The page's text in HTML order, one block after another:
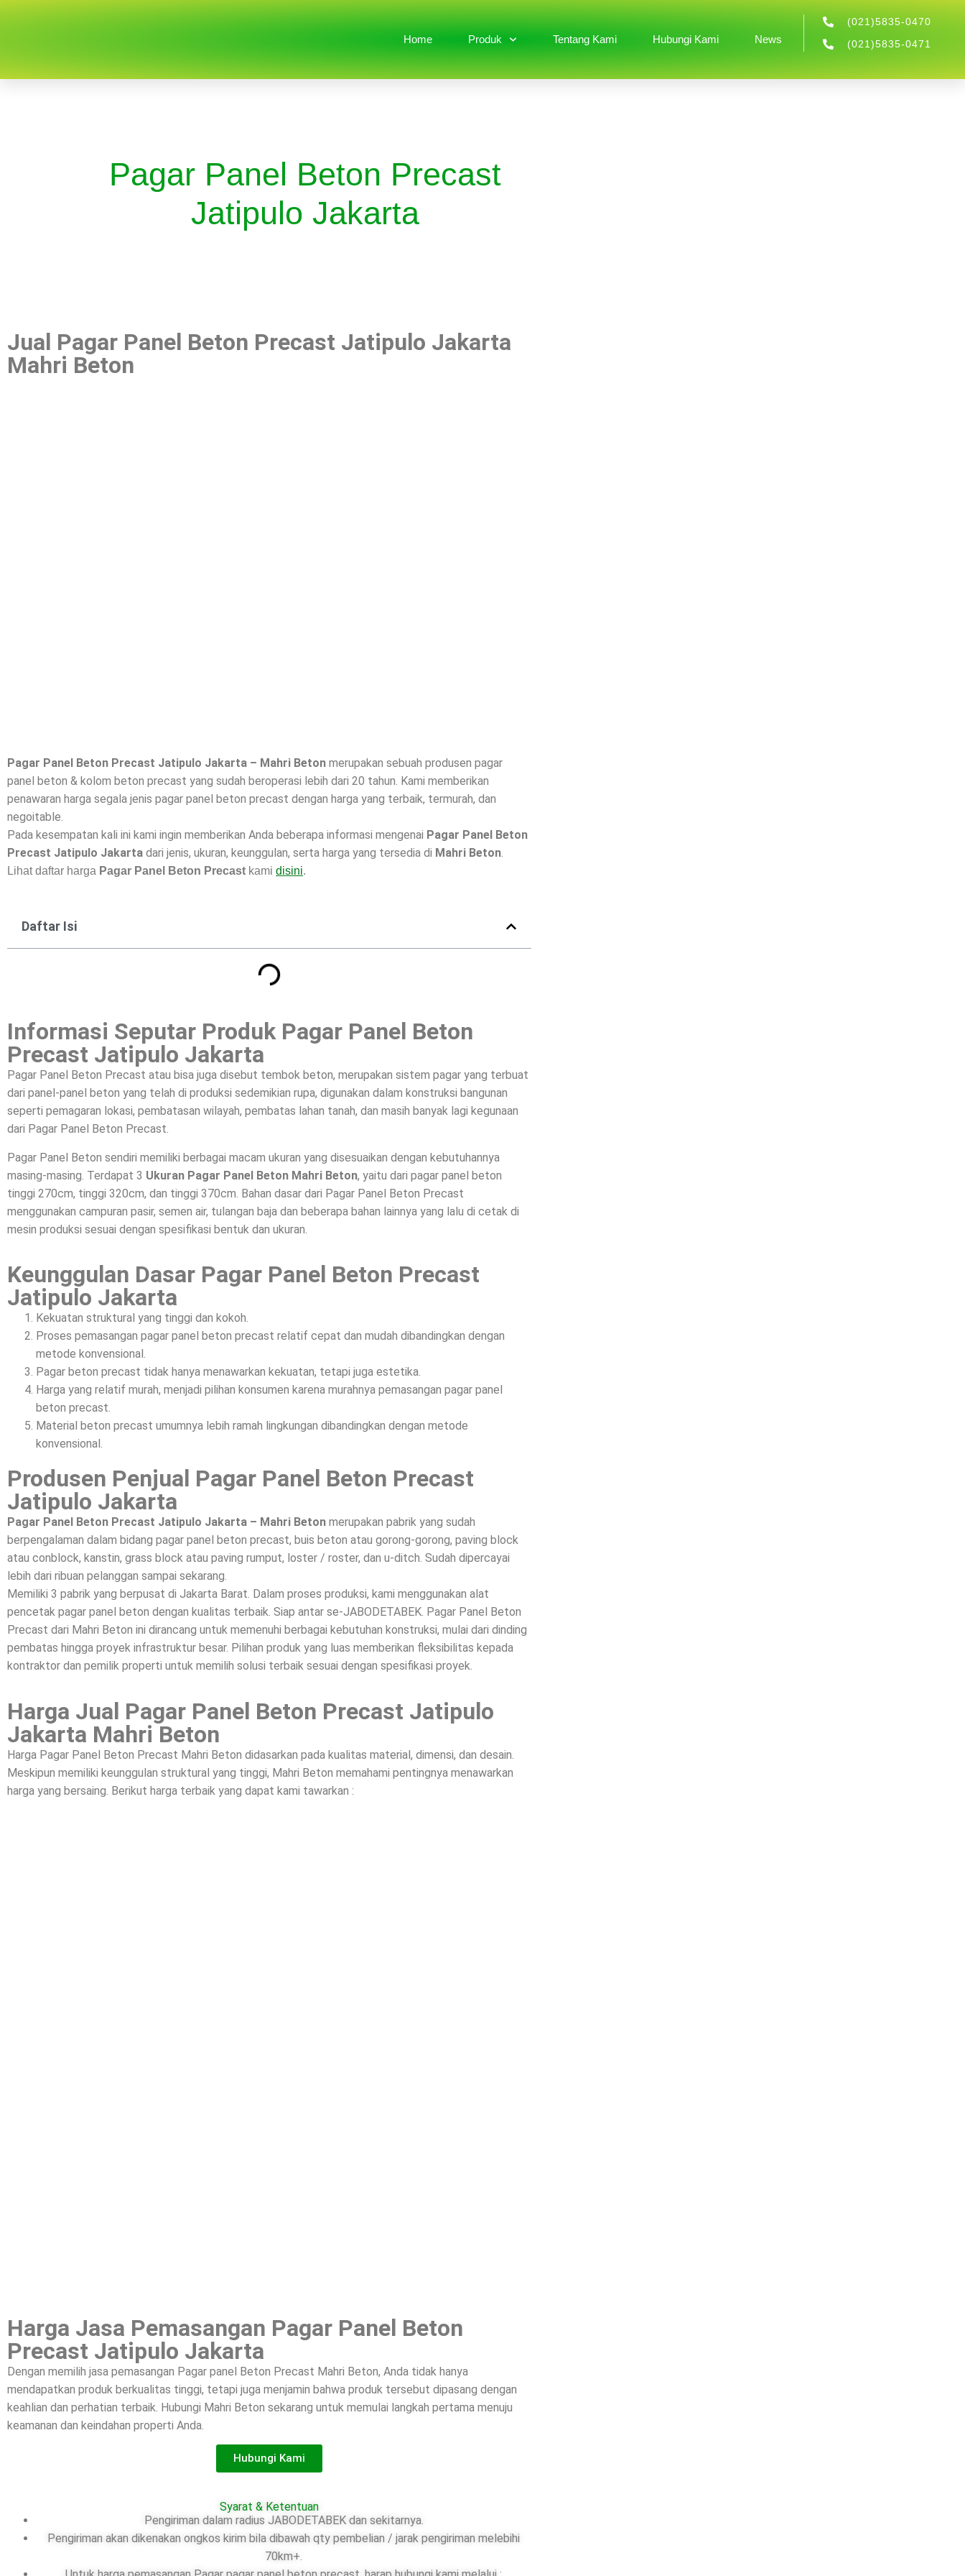
Home Produk Tentang Kami Hubungi Kami News
(021)5835-0470
(021)5835-0471
Pagar Panel Beton Precast
Jatipulo Jakarta
Jual Pagar Panel Beton Precast Jatipulo Jakarta
Mahri Beton
Pagar Panel Beton Precast Jatipulo Jakarta – Mahri Beton merupakan sebuah produsen pagar
panel beton & kolom beton precast yang sudah beroperasi lebih dari 20 tahun. Kami memberikan
penawaran harga segala jenis pagar panel beton precast dengan harga yang terbaik, termurah, dan
negoitable.
Pada kesempatan kali ini kami ingin memberikan Anda beberapa informasi mengenai Pagar Panel Beton
Precast Jatipulo Jakarta dari jenis, ukuran, keunggulan, serta harga yang tersedia di Mahri Beton.
Lihat daftar harga Pagar Panel Beton Precast kami disini.
Daftar Isi
Informasi Seputar Produk Pagar Panel Beton
Precast Jatipulo Jakarta
Pagar Panel Beton Precast atau bisa juga disebut tembok beton, merupakan sistem pagar yang terbuat
dari panel-panel beton yang telah di produksi sedemikian rupa, digunakan dalam konstruksi bangunan
seperti pemagaran lokasi, pembatasan wilayah, pembatas lahan tanah, dan masih banyak lagi kegunaan
dari Pagar Panel Beton Precast.
Pagar Panel Beton sendiri memiliki berbagai macam ukuran yang disesuaikan dengan kebutuhannya
masing-masing. Terdapat 3 Ukuran Pagar Panel Beton Mahri Beton, yaitu dari pagar panel beton
tinggi 270cm, tinggi 320cm, dan tinggi 370cm. Bahan dasar dari Pagar Panel Beton Precast
menggunakan campuran pasir, semen air, tulangan baja dan beberapa bahan lainnya yang lalu di cetak di
mesin produksi sesuai dengan spesifikasi bentuk dan ukuran.
Keunggulan Dasar Pagar Panel Beton Precast
Jatipulo Jakarta
Kekuatan struktural yang tinggi dan kokoh.
Proses pemasangan pagar panel beton precast relatif cepat dan mudah dibandingkan dengan
metode konvensional.
Pagar beton precast tidak hanya menawarkan kekuatan, tetapi juga estetika.
Harga yang relatif murah, menjadi pilihan konsumen karena murahnya pemasangan pagar panel
beton precast.
Material beton precast umumnya lebih ramah lingkungan dibandingkan dengan metode
konvensional.
Produsen Penjual Pagar Panel Beton Precast
Jatipulo Jakarta
Pagar Panel Beton Precast Jatipulo Jakarta – Mahri Beton merupakan pabrik yang sudah
berpengalaman dalam bidang pagar panel beton precast, buis beton atau gorong-gorong, paving block
atau conblock, kanstin, grass block atau paving rumput, loster / roster, dan u-ditch. Sudah dipercayai
lebih dari ribuan pelanggan sampai sekarang.
Memiliki 3 pabrik yang berpusat di Jakarta Barat. Dalam proses produksi, kami menggunakan alat
pencetak pagar panel beton dengan kualitas terbaik. Siap antar se-JABODETABEK. Pagar Panel Beton
Precast dari Mahri Beton ini dirancang untuk memenuhi berbagai kebutuhan konstruksi, mulai dari dinding
pembatas hingga proyek infrastruktur besar. Pilihan produk yang luas memberikan fleksibilitas kepada
kontraktor dan pemilik properti untuk memilih solusi terbaik sesuai dengan spesifikasi proyek.
Harga Jual Pagar Panel Beton Precast Jatipulo
Jakarta Mahri Beton
Harga Pagar Panel Beton Precast Mahri Beton didasarkan pada kualitas material, dimensi, dan desain.
Meskipun memiliki keunggulan struktural yang tinggi, Mahri Beton memahami pentingnya menawarkan
harga yang bersaing. Berikut harga terbaik yang dapat kami tawarkan :
Harga Jasa Pemasangan Pagar Panel Beton
Precast Jatipulo Jakarta
Dengan memilih jasa pemasangan Pagar panel Beton Precast Mahri Beton, Anda tidak hanya
mendapatkan produk berkualitas tinggi, tetapi juga menjamin bahwa produk tersebut dipasang dengan
keahlian dan perhatian terbaik. Hubungi Mahri Beton sekarang untuk memulai langkah pertama menuju
keamanan dan keindahan properti Anda.
Hubungi Kami
Syarat & Ketentuan
Pengiriman dalam radius JABODETABEK dan sekitarnya.
Pengiriman akan dikenakan ongkos kirim bila dibawah qty pembelian / jarak pengiriman melebihi
70km+.